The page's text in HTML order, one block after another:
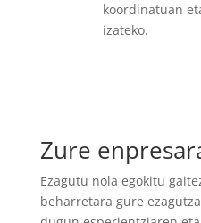
koordinatuan
izateko.
Zure
Ezagutu nola egokitu
beharretara gure